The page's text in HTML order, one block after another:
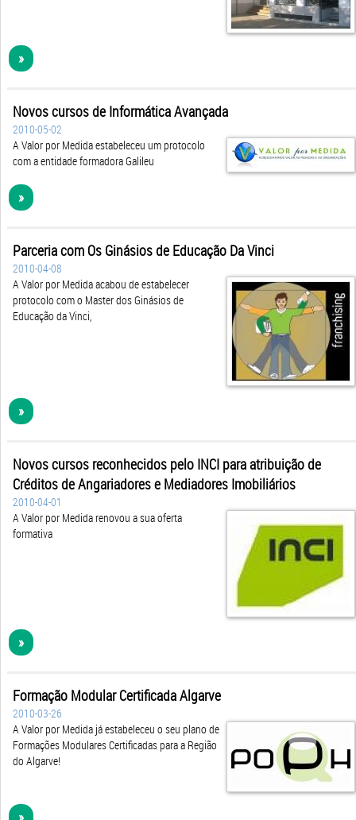
»
Novos cursos de Informática Avançada
2010-05-02
A Valor por Medida estabeleceu um protocolo
com a entidade formadora Galileu
»
Parceria com Os Ginásios de Educação Da Vinci
2010-04-08
A Valor por Medida acabou de estabelecer
protocolo com o Master dos Ginásios de
Educação da Vinci,
»
Novos cursos reconhecidos pelo INCI para atribuição de
Créditos de Angariadores e Mediadores Imobiliários
2010-04-01
A Valor por Medida renovou a sua oferta
formativa
»
Formação Modular Certificada Algarve
2010-03-26
A Valor por Medida já estabeleceu o seu plano de
Formações Modulares Certificadas para a Região
do Algarve!
»